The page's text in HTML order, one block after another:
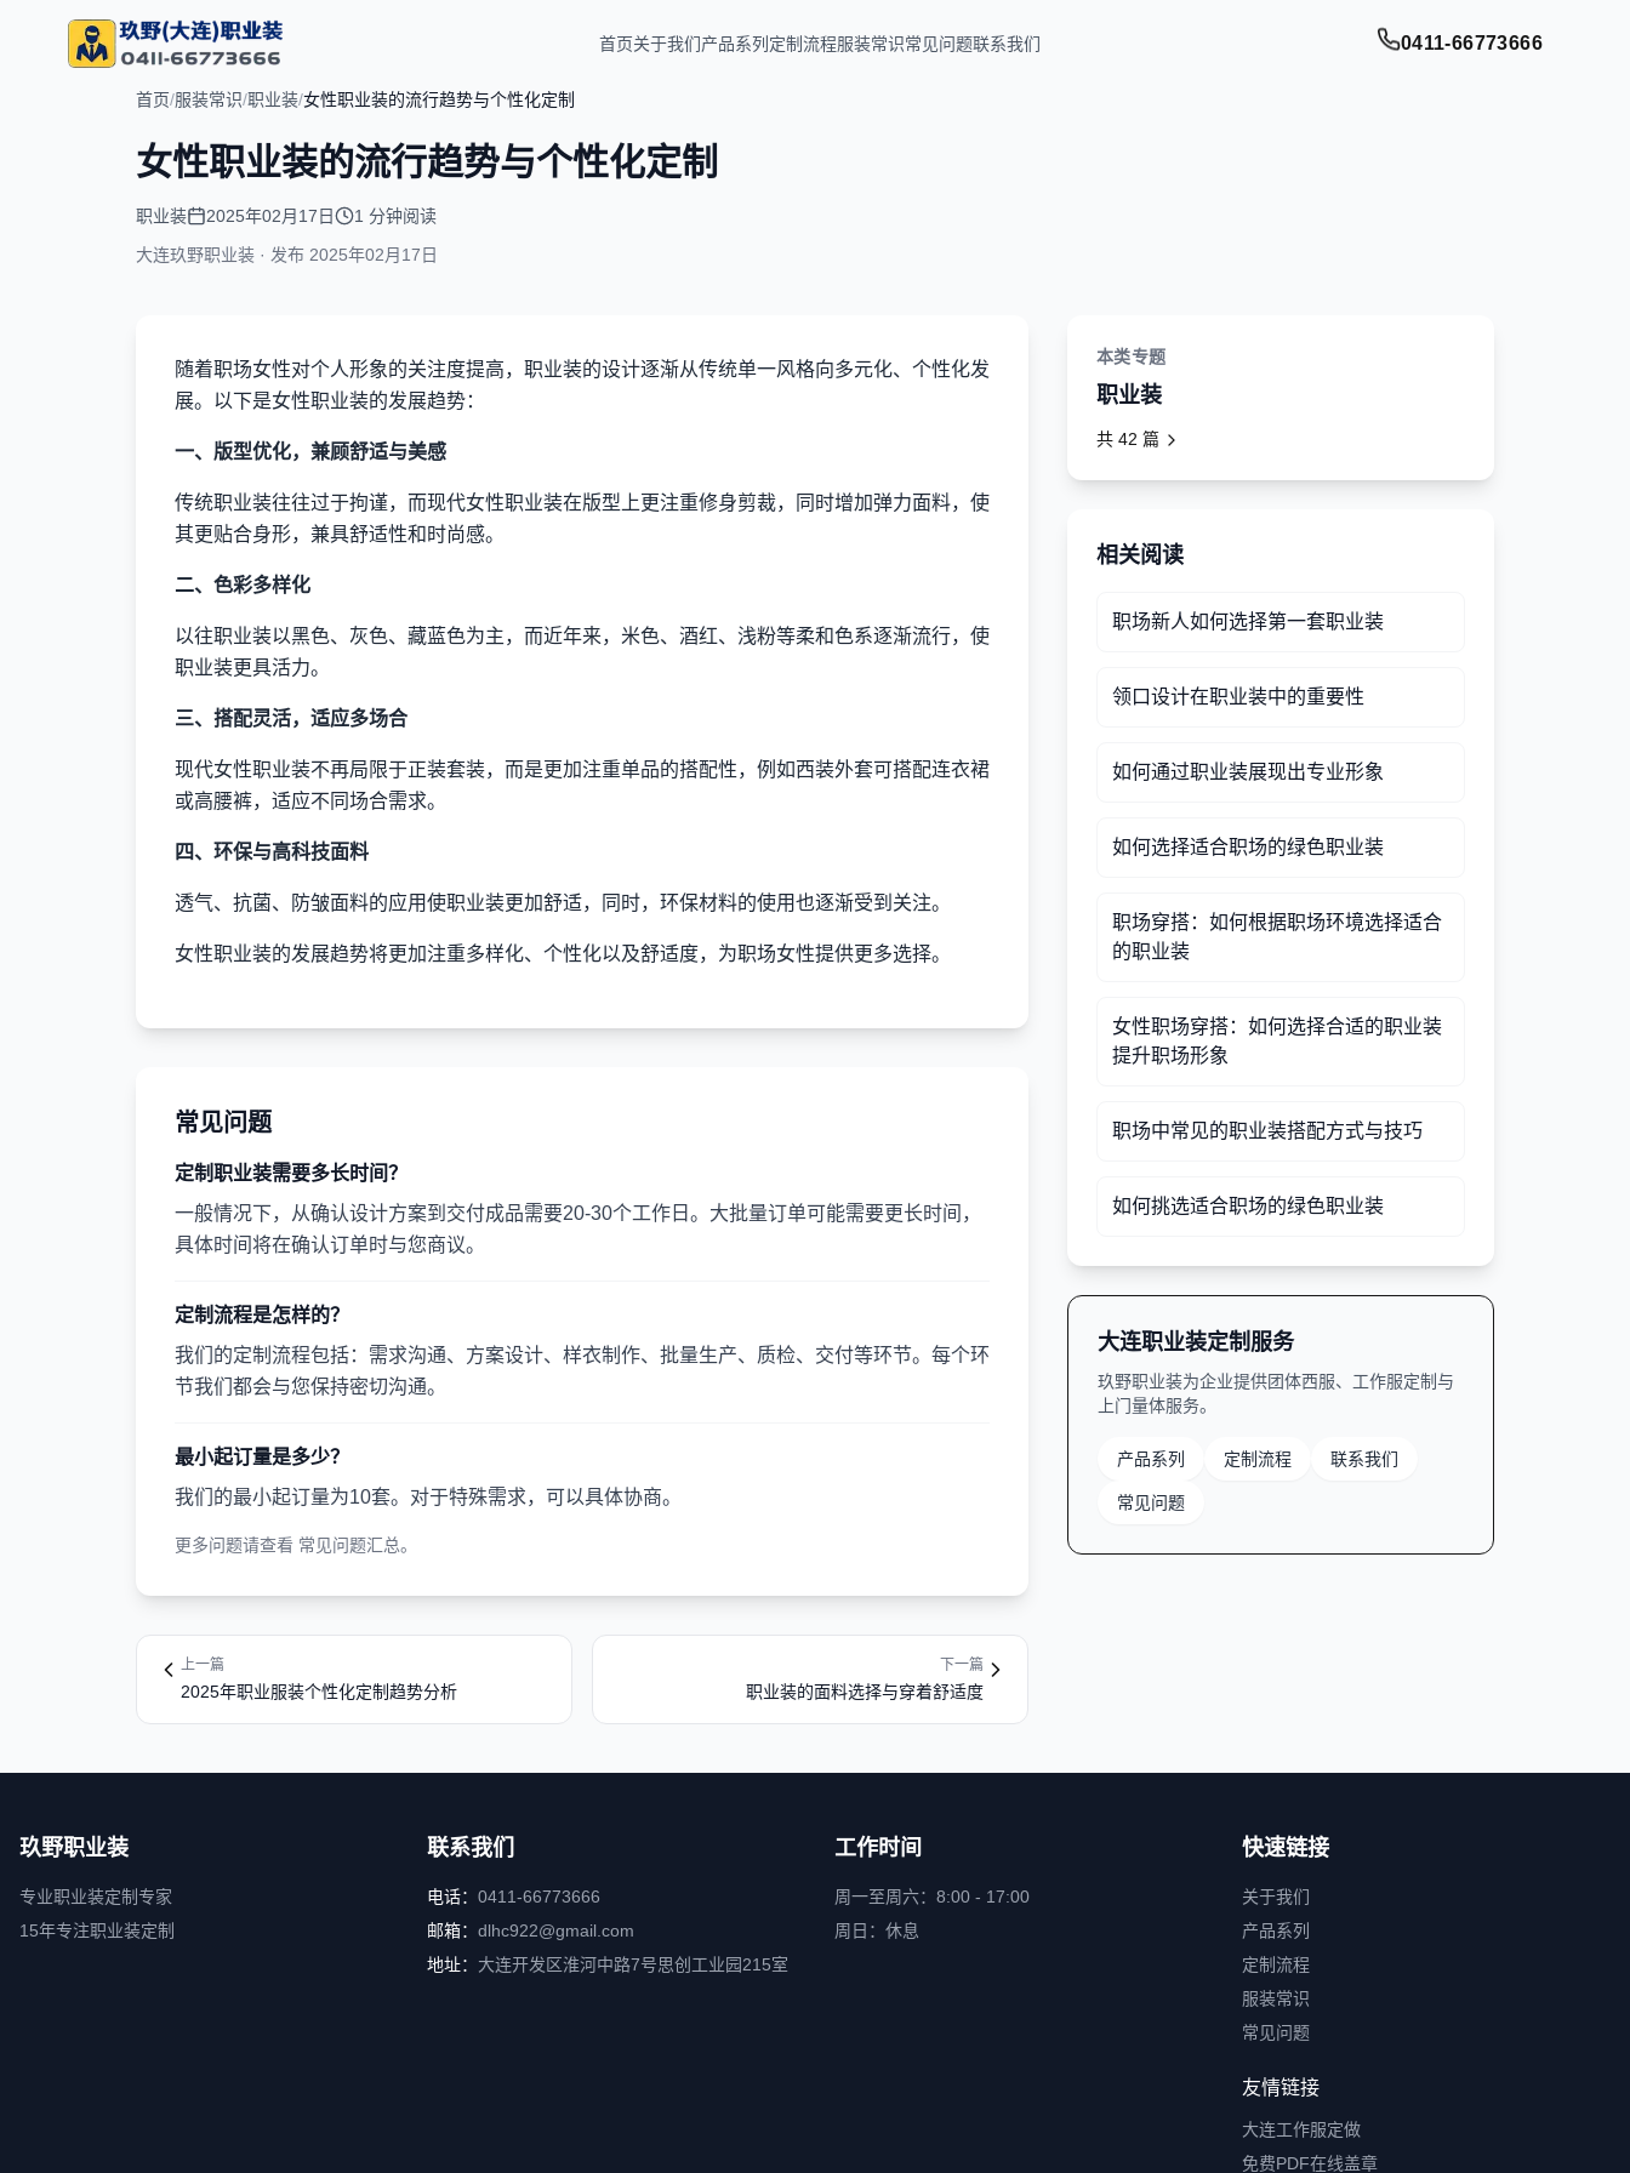
首页关于我们产品系列 定制流程服装常识常见问题联系我们 0411-66773666
首页/服装常识/职业装/女性职业装的流行趋势与个性化定制
女性职业装的流行趋势与个性化定制
职业装 2025年02月17日
1 分钟阅读
大连玖野职业装 · 发布 2025年02月17日
随着职场女性对个人形象的关注度提高，职业装的设计逐渐从传统单一风格向多元化、个性化发
展。以下是女性职业装的发展趋势：
一、版型优化，兼顾舒适与美感
传统职业装往往过于拘谨，而现代女性职业装在版型上更注重修身剪裁，同时增加弹力面料，使
其更贴合身形，兼具舒适性和时尚感。
二、色彩多样化
以往职业装以黑色、灰色、藏蓝色为主，而近年来，米色、酒红、浅粉等柔和色系逐渐流行，使
职业装更具活力。
三、搭配灵活，适应多场合
现代女性职业装不再局限于正装套装，而是更加注重单品的搭配性，例如西装外套可搭配连衣裙
或高腰裤，适应不同场合需求。
四、环保与高科技面料
透气、抗菌、防皱面料的应用使职业装更加舒适，同时，环保材料的使用也逐渐受到关注。
女性职业装的发展趋势将更加注重多样化、个性化以及舒适度，为职场女性提供更多选择。
常见问题
定制职业装需要多长时间？
一般情况下，从确认设计方案到交付成品需要20-30个工作日。大批量订单可能需要更长时间，
具体时间将在确认订单时与您商议。
定制流程是怎样的？
我们的定制流程包括：需求沟通、方案设计、样衣制作、批量生产、质检、交付等环节。每个环
节我们都会与您保持密切沟通。
最小起订量是多少？
我们的最小起订量为10套。对于特殊需求，可以具体协商。
更多问题请查看 常见问题汇总。
上一篇
2025年职业服装个性化定制趋势分析
下一篇
职业装的面料选择与穿着舒适度
本类专题
职业装
共 42 篇
相关阅读
职场新人如何选择第一套职业装
领口设计在职业装中的重要性
如何通过职业装展现出专业形象
如何选择适合职场的绿色职业装
职场穿搭：如何根据职场环境选择适合
的职业装
女性职场穿搭：如何选择合适的职业装
提升职场形象
职场中常见的职业装搭配方式与技巧
如何挑选适合职场的绿色职业装
大连职业装定制服务
玖野职业装为企业提供团体西服、工作服定制与
上门量体服务。
产品系列 定制流程 联系我们
常见问题
玖野职业装
专业职业装定制专家
15年专注职业装定制
联系我们
电话： 0411-66773666
邮箱： dlhc922@gmail.com
地址： 大连开发区淮河中路7号思创工业园215室
工作时间
周一至周六：8:00 - 17:00
周日：休息
快速链接
关于我们
产品系列
定制流程
服装常识
常见问题
友情链接
大连工作服定做
免费PDF在线盖章